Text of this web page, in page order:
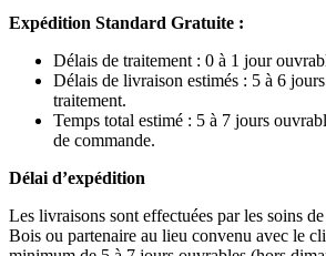
Expédition Standard Gratuite :
Délais de traitement : 0 à 1 jour
Délais de livraison estimés : 5 à 6
traitement.
Temps total estimé : 5 à 7 jours
de commande.
Délai d’expédition
Les livraisons sont effectuées par les soins
Bois ou partenaire au lieu convenu avec le